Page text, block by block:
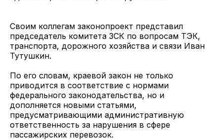
Своим коллегам законопроект представил
председатель комитета ЗСК по вопросам ТЭК,
транспорта, дорожного хозяйства и связи Иван
Тутушкин.
По его словам, краевой закон не только
приводится в соответствие с нормами
федерального законодательства, но и
дополняется новыми статьями,
предусматривающими административную
ответственность за нарушения в сфере
пассажирских перевозок.